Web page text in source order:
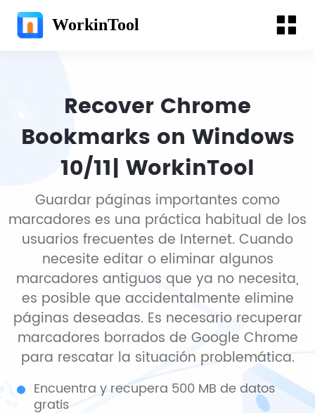
WorkinTool
Recover Chrome
Bookmarks on Windows
10/11| WorkinTool
Guardar páginas importantes como
marcadores es una práctica habitual de los
usuarios frecuentes de Internet. Cuando
necesite editar o eliminar algunos
marcadores antiguos que ya no necesita,
es posible que accidentalmente elimine
páginas deseadas. Es necesario recuperar
marcadores borrados de Google Chrome
para rescatar la situación problemática.
Encuentra y recupera 500 MB de datos
gratis